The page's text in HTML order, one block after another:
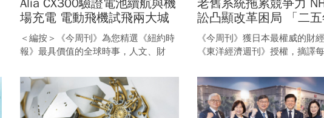
Alia CX300驗證電池續航與機
場充電 電動飛機試飛兩大城
市 油氣大國挪威的空中革命
＜編按＞《今周刊》為您精選《紐約時
報》最具價值的全球時事，人文、財
速、最前瞻的國際視野。
老舊系統拖累競爭力
訟凸顯改革困局 「二
崖」逼近 日本企業陷
型危機
《今周刊》獲日本最權威的財
《東洋經濟週刊》授權，摘譯
瞻的財經趨勢、更多元的產業